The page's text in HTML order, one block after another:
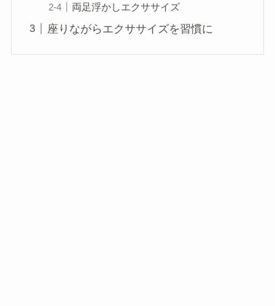
両足浮かしエクササイズ
座りながらエクササイズを習慣に